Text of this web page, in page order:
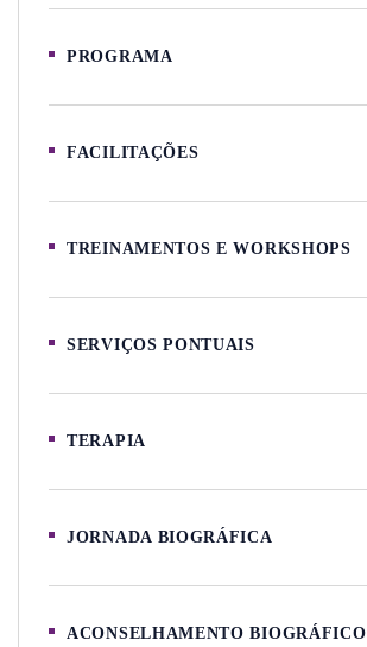
PROGRAMA
FACILITAÇÕES
TREINAMENTOS E WORKSHOPS
SERVIÇOS PONTUAIS
TERAPIA
JORNADA BIOGRÁFICA
ACONSELHAMENTO BIOGRÁFICO